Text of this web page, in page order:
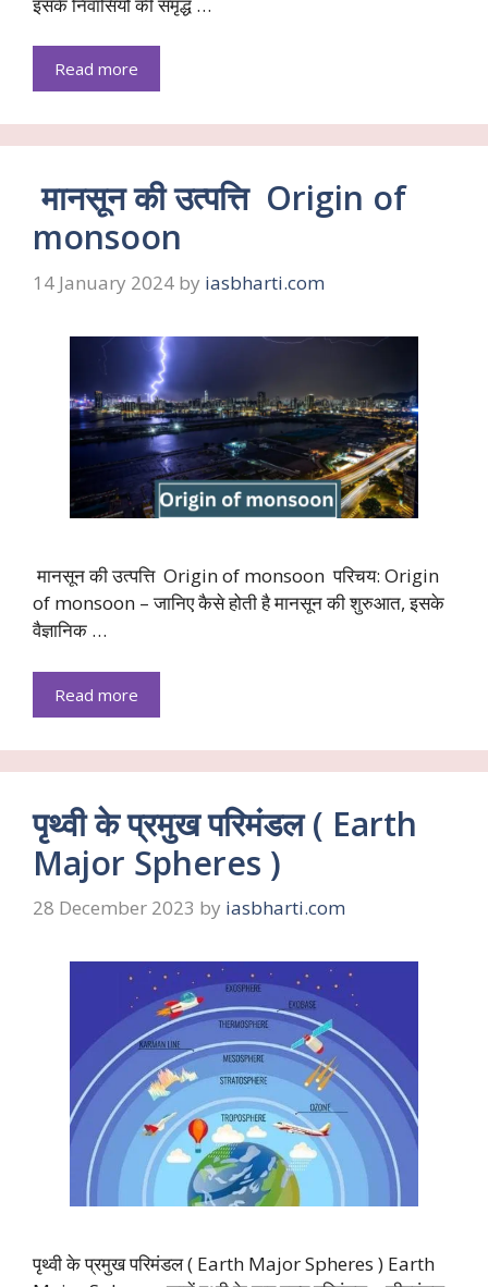
Read more
मानसून की उत्पत्ति Origin of
monsoon
14 January 2024 by iasbharti.com
मानसून की उत्पत्ति Origin of monsoon परिचय: Origin
of monsoon – जानिए कैसे होती है मानसून की शुरुआत, इसके
वैज्ञानिक …
Read more
पृथ्वी के प्रमुख परिमंडल ( Earth
Major Spheres )
28 December 2023 by iasbharti.com
पृथ्वी के प्रमुख परिमंडल ( Earth Major Spheres ) Earth